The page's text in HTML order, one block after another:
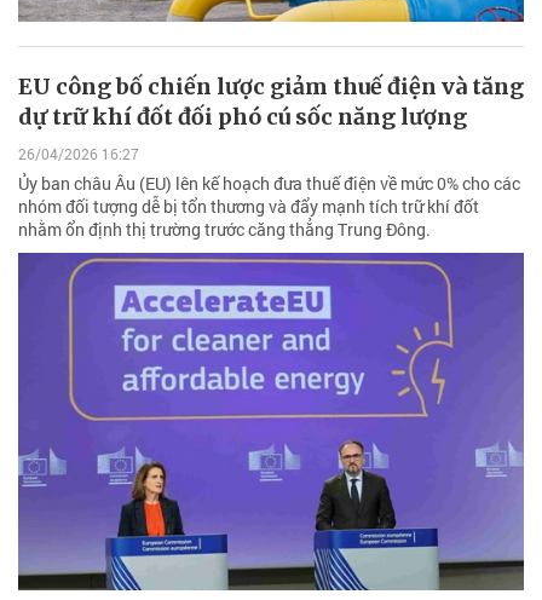
EU công bố chiến lược giảm thuế điện và tăng
dự trữ khí đốt đối phó cú sốc năng lượng
26/04/2026 16:27
Ủy ban châu Âu (EU) lên kế hoạch đưa thuế điện về mức 0% cho các
nhóm đối tượng dễ bị tổn thương và đẩy mạnh tích trữ khí đốt
nhằm ổn định thị trường trước căng thẳng Trung Đông.